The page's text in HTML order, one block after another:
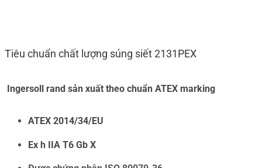
Tiêu chuẩn chất lượng súng siết 2131PEX
Ingersoll rand sản xuất theo chuẩn ATEX marking
ATEX 2014/34/EU
Ex h IIA T6 Gb X